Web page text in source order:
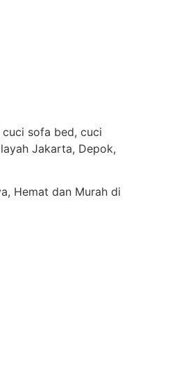
sofa bed, cuci
Jakarta, Depok,
Hemat dan Murah di